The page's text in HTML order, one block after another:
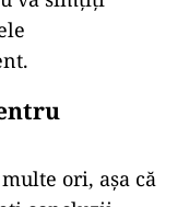
ori, aşa că